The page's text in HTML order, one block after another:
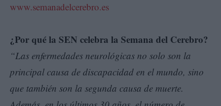
www.semanadelcerebro.es
¿Por qué la SEN celebra la Semana del Cerebro?
“Las enfermedades neurológicas no solo son la
principal causa de discapacidad en el mundo, sino
que también son la segunda causa de muerte.